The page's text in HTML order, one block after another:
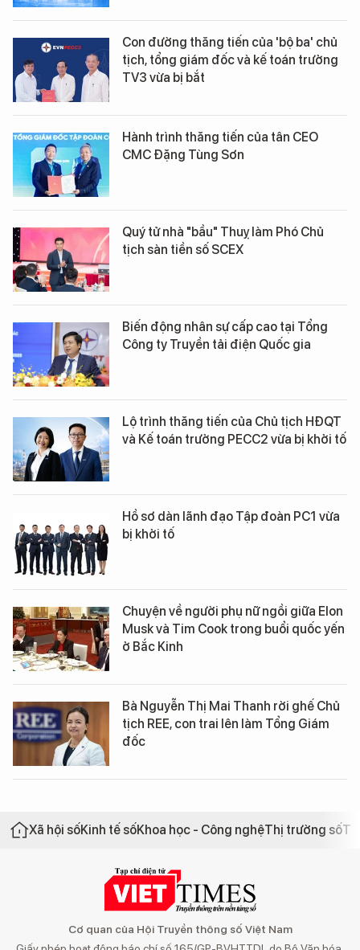
Con đường thăng tiến của 'bộ ba' chủ
tịch, tổng giám đốc và kế toán trưởng
TV3 vừa bị bắt
Hành trình thăng tiến của tân CEO
CMC Đặng Tùng Sơn
Quý tử nhà "bầu" Thuỵ làm Phó Chủ
tịch sàn tiền số SCEX
Biến động nhân sự cấp cao tại Tổng
Công ty Truyền tải điện Quốc gia
Lộ trình thăng tiến của Chủ tịch HĐQT
và Kế toán trưởng PECC2 vừa bị khởi tố
Hồ sơ dàn lãnh đạo Tập đoàn PC1 vừa
bị khởi tố
Chuyện về người phụ nữ ngồi giữa Elon
Musk và Tim Cook trong buổi quốc yến
ở Bắc Kinh
Bà Nguyễn Thị Mai Thanh rời ghế Chủ
tịch REE, con trai lên làm Tổng Giám
đốc
Xã hội sốKinh tế sốKhoa học - Công nghệThị trường số
Cơ quan của Hội Truyền thông số Việt Nam